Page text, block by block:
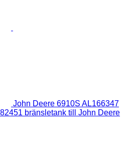
John Deere 6910S AL166347
bränsletank till John Deere